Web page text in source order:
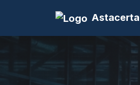
Astacerta